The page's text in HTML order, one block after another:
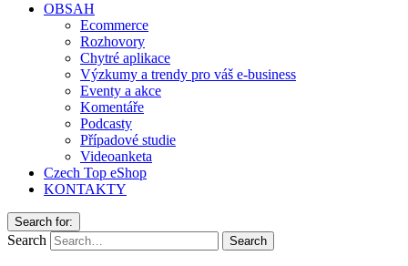
OBSAH
Ecommerce
Rozhovory
Chytré aplikace
Výzkumy a trendy pro váš e-business
Eventy a akce
Komentáře
Podcasty
Případové studie
Videoanketa
Czech Top eShop
KONTAKTY
Search for:
Search